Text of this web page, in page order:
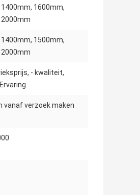
1600mm,
1500mm,
- kwaliteit,
vanaf verzoek maken